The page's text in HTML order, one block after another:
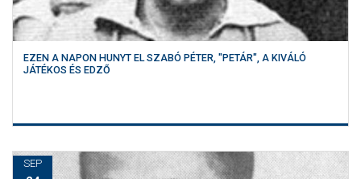
EZEN A NAPON HUNYT EL SZABÓ PÉTER, "PETÁR", A KIVÁLÓ
JÁTÉKOS ÉS EDZŐ
SEP